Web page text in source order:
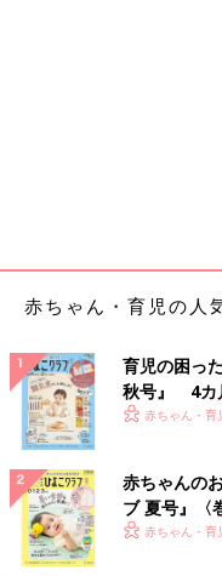
ますね。
も気になるような
赤ちゃん・育児の人
育児の困っ
秋号』 4カ
いっぱい！
赤ちゃん・育
赤ちゃんの
ブ 夏号』〈
く！ おっぱ
赤ちゃん・育